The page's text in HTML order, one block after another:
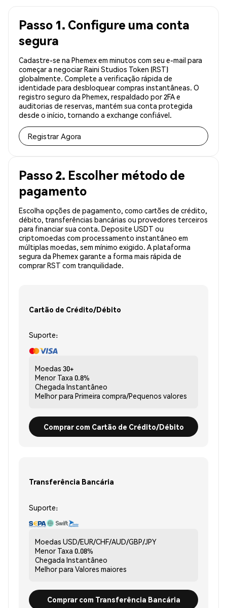
Passo 1. Configure uma conta
segura
Cadastre-se na Phemex em minutos com seu e-mail para
começar a negociar Raini Studios Token (RST)
globalmente. Complete a verificação rápida de
identidade para desbloquear compras instantâneas. O
registro seguro da Phemex, respaldado por 2FA e
auditorias de reservas, mantém sua conta protegida
desde o início, tornando a exchange confiável.
Registrar Agora
Passo 2. Escolher método de
pagamento
Escolha opções de pagamento, como cartões de crédito,
débito, transferências bancárias ou provedores terceiros
para financiar sua conta. Deposite USDT ou
criptomoedas com processamento instantâneo em
múltiplas moedas, sem mínimo exigido. A plataforma
segura da Phemex garante a forma mais rápida de
comprar RST com tranquilidade.
Cartão de Crédito/Débito
Suporte:
Moedas 30+
Menor Taxa 0.8%
Chegada Instantâneo
Melhor para Primeira compra/Pequenos valores
Comprar com Cartão de Crédito/Débito
Transferência Bancária
Suporte:
Moedas USD/EUR/CHF/AUD/GBP/JPY
Menor Taxa 0.08%
Chegada Instantâneo
Melhor para Valores maiores
Comprar com Transferência Bancária